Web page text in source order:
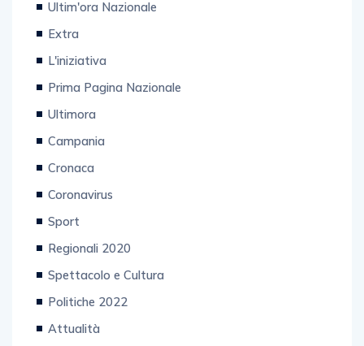
Ultim'ora Nazionale
Extra
L'iniziativa
Prima Pagina Nazionale
Ultimora
Campania
Cronaca
Coronavirus
Sport
Regionali 2020
Spettacolo e Cultura
Politiche 2022
Attualità